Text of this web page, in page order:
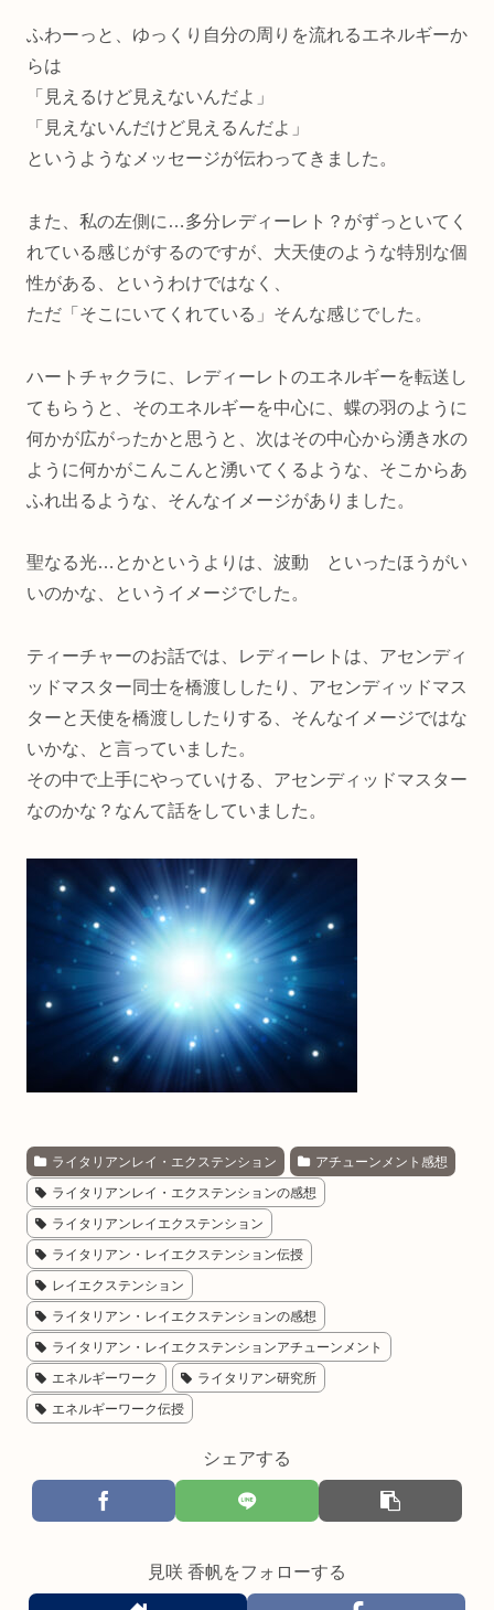
ふわーっと、ゆっくり自分の周りを流れるエネルギーか
らは
「見えるけど見えないんだよ」
「見えないんだけど見えるんだよ」
というようなメッセージが伝わってきました。
また、私の左側に…多分レディーレト？がずっといてく
れている感じがするのですが、大天使のような特別な個
性がある、というわけではなく、
ただ「そこにいてくれている」そんな感じでした。
ハートチャクラに、レディーレトのエネルギーを転送し
てもらうと、そのエネルギーを中心に、蝶の羽のように
何かが広がったかと思うと、次はその中心から湧き水の
ように何かがこんこんと湧いてくるような、そこからあ
ふれ出るような、そんなイメージがありました。
聖なる光…とかというよりは、波動 といったほうがい
いのかな、というイメージでした。
ティーチャーのお話では、レディーレトは、アセンディ
ッドマスター同士を橋渡ししたり、アセンディッドマス
ターと天使を橋渡ししたりする、そんなイメージではな
いかな、と言っていました。
その中で上手にやっていける、アセンディッドマスター
なのかな？なんて話をしていました。
ライタリアンレイ・エクステンション アチューンメント感想
ライタリアンレイ・エクステンションの感想
ライタリアンレイエクステンション
ライタリアン・レイエクステンション伝授
レイエクステンション
ライタリアン・レイエクステンションの感想
ライタリアン・レイエクステンションアチューンメント
エネルギーワーク
ライタリアン研究所
エネルギーワーク伝授
シェアする
見咲 香帆をフォローする